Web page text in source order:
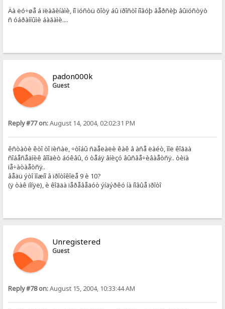
Äà ëó÷øå á ïëàãèíàìè, íî ïóñòü õîòÿ áû ïðîñòî íîâóþ âåðñèþ âûïóñòÿò
ñ óáðàííûìè áàãàìè....
padon000k
Guest
Reply #77 on:August 14, 2004, 02:02:31 PM
êñòàòè êòî òî ïèñàë, ÷òîáû ñäåëàëè êàê â àñå ëàéò, ìîë êîãäà
ñîáåñåäíèê âîîäèò áóêâû, ó òåáÿ âíèçó âûñâå÷èâàåòñÿ.. òèïà
ïå÷àòàåòñÿ..
âåäü ýòî ìîæíî â ïðîòîêîëå 9 è 10?
(ÿ òàê ïîíÿë), è êîãäà ïåðåâåäóò ýíäýðêó íà íîâûå ïðîòî
Unregistered
Guest
Reply #78 on:August 15, 2004, 10:33:44 AM